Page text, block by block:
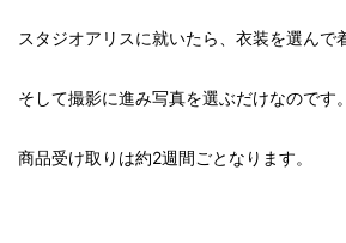
スタジオアリスに就いたら、衣装を選んで
そして撮影に進み写真を選ぶだけなのです。
商品受け取りは約2週間ごとなります。